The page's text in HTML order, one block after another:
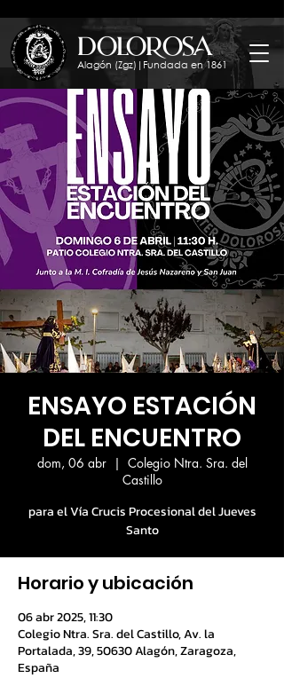
Alagón (Zgz)|Fundada en 1861
dolorosa
ENSAYO ESTACIÓN
DEL ENCUENTRO
dom, 06 abr
  |
Colegio Ntra. Sra. del
Castillo
para el Vía Crucis Procesional del Jueves
Santo
Horario y ubicación
06 abr 2025, 11:30
Colegio Ntra. Sra. del Castillo, Av. la
Portalada, 39, 50630 Alagón, Zaragoza,
España